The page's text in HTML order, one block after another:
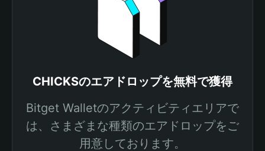
CHICKSのエアドロップを無料で獲得
Bitget Walletのアクティビティエリアで
は、さまざまな種類のエアドロップをご
用意しております。